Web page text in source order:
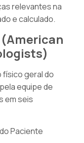
relevantes na
e calculado.
físico geral do
equipe de
em seis
Paciente